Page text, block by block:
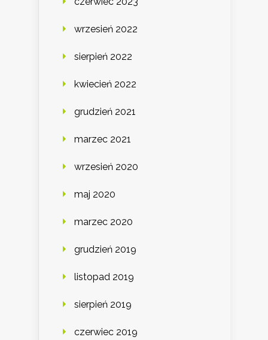
wrzesień 2022
sierpień 2022
kwiecień 2022
grudzień 2021
marzec 2021
wrzesień 2020
maj 2020
marzec 2020
grudzień 2019
listopad 2019
sierpień 2019
czerwiec 2019